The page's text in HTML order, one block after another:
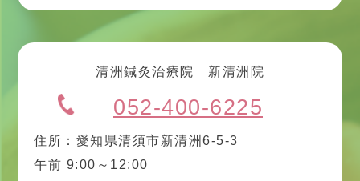
清洲鍼灸治療院 新清洲院
052-400-6225
住所：愛知県清須市新清洲6-5-3
午前 9:00～12:00